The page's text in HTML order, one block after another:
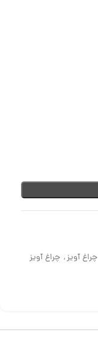
چراغ آویز, چراغ آویز